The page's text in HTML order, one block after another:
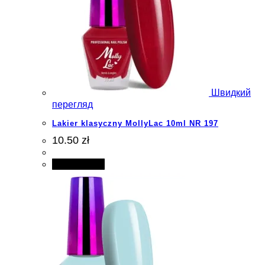
Швидкий
перегляд
Lakier klasyczny MollyLac 10ml NR 197
10.50 zł